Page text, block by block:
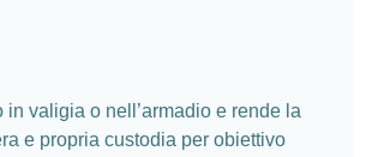
valigia o nell’armadio e rende la
e propria custodia per obiettivo